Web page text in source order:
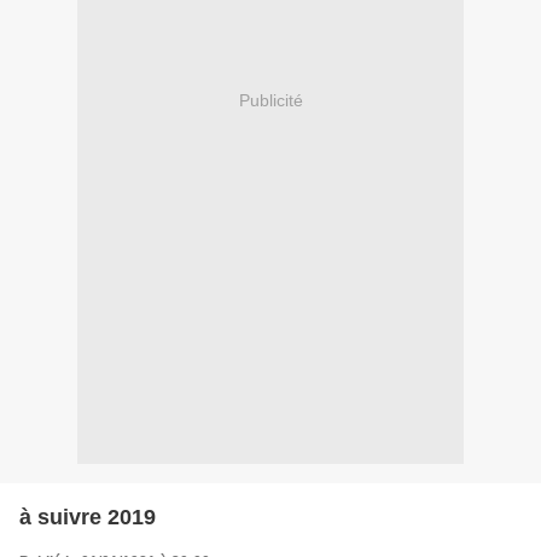
Publicité
à suivre 2019